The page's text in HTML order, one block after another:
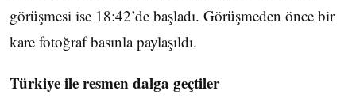
görüşmesi ise 18:42’de başladı. Görüşmeden önce bir
kare fotoğraf basınla paylaşıldı.
Türkiye ile resmen dalga geçtiler